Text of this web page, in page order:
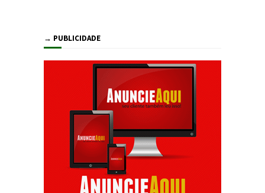
→ PUBLICIDADE